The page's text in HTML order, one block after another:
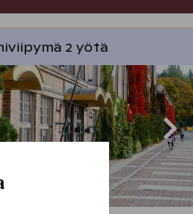
2 yötä